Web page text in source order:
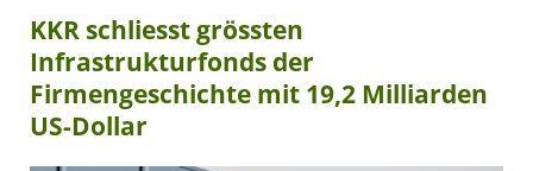
KKR schliesst grössten
Infrastrukturfonds der
Firmengeschichte mit 19,2 Milliarden
US-Dollar